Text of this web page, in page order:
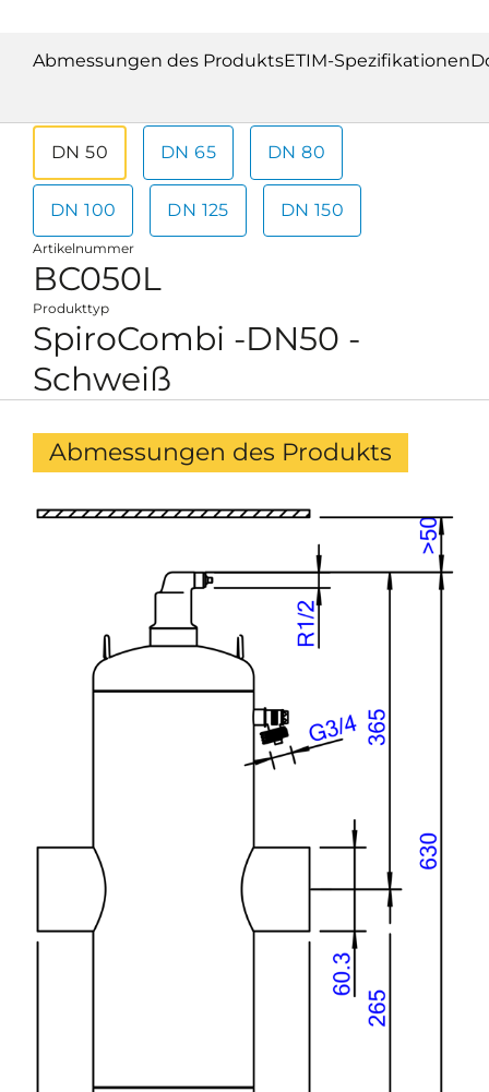
Abmessungen des ProduktsETIM-Spezifikationen
DN 50 DN 65 DN 80
DN 100 DN 125 DN 150
Artikelnummer
BC050L
Produkttyp
SpiroCombi -DN50 -
Schweiß
Abmessungen des Produkts